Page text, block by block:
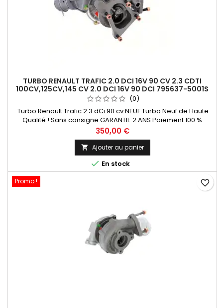
TURBO RENAULT TRAFIC 2.0 DCI 16V 90 CV 2.3 CDTI
100CV,125CV,145 CV 2.0 DCI 16V 90 DCI 795637-5001S
(0)
Turbo Renault Trafic 2.3 dCi 90 cv NEUF Turbo Neuf de Haute
Qualité ! Sans consigne GARANTIE 2 ANS Paiement 100 %
Sécurisé En Stock expédié sous 24 H
Prix
350,00 €
 Ajouter au panier
 En stock
Promo ! favorite_border